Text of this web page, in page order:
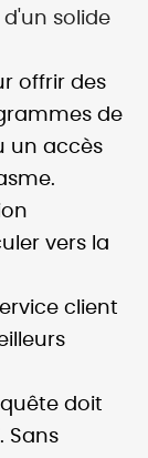
solide
offrir des
de
un accès
vers la
client
doit
Sans